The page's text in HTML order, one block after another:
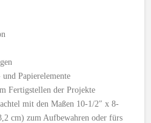
Papierelemente
Fertigstellen der Projekte
mit den Maßen 10-1/2″ x 8-
cm) zum Aufbewahren oder fürs